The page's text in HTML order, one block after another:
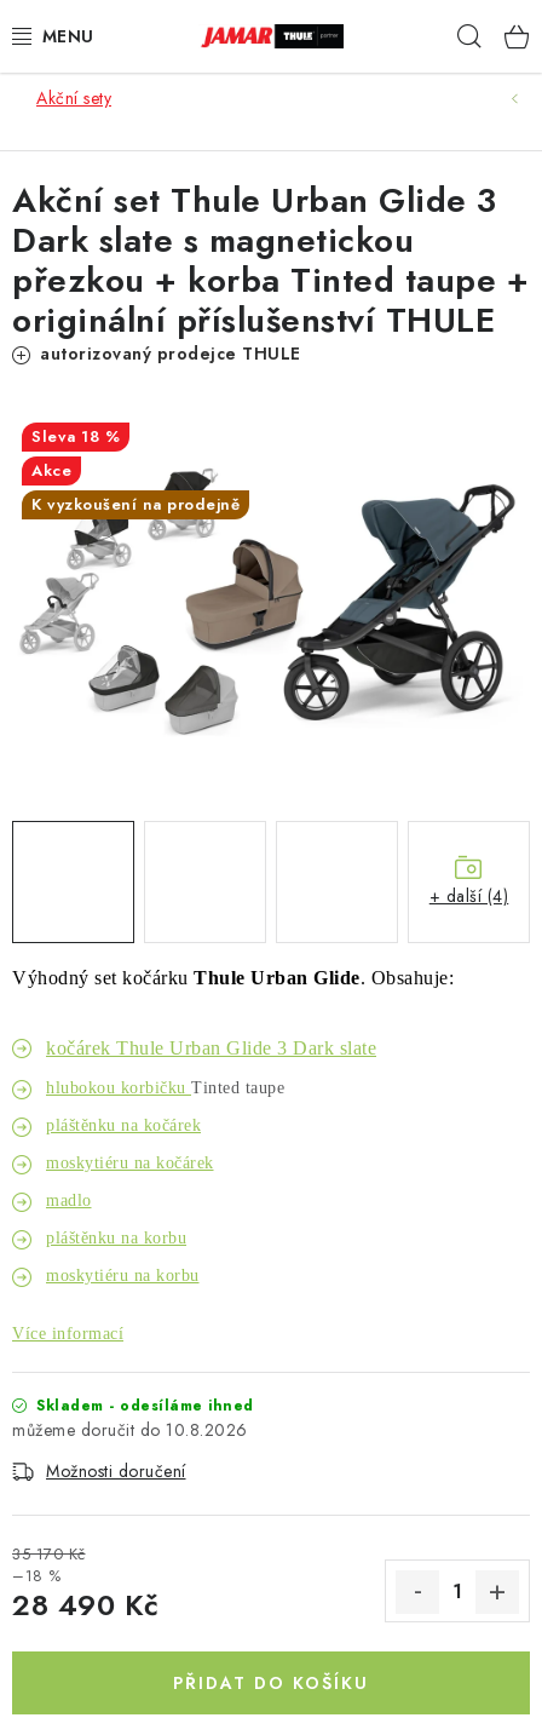
na
STŘEŠNÍ NOSIČE
STŘEŠNÍ BOXY
KOČÁRKY
DĚTSKÉ ZBOŽÍ
AUTOPOTAHY ŠITÉ NA MÍRU
AUTODOPLŇKY
PŮJČOVNA
AKCE
BOXY NA TAŽNÁ ZAŘÍZENÍ
CESTOVNÍ ZAVAZADLA
DÁRKOVÉ POUKAZY
Kontakty O nás Doprava a platba
Moje objednávka
Napište nám
Obchodní podmínky
Akční sety
Výhodný set kočárku Thule Urban Glide. Obsahuje:
Více informací
kočárek Thule Urban Glide 3 Dark slate
hlubokou korbičku Tinted taupe
pláštěnku na kočárek
moskytiéru na kočárek
madlo
pláštěnku na korbu
moskytiéru na korbu
Skladem - odesíláme ihned
10.8.2026
Možnosti doručení
35 170 Kč
–18 %
28 490 Kč
PŘIDAT DO KOŠÍKU
Akční set Thule Urban Glide 3
Dark slate s magnetickou
přezkou + korba Tinted taupe +
originální příslušenství THULE
autorizovaný prodejce THULE
18 %
Akce
K vyzkoušení na prodejně
+ další (4)